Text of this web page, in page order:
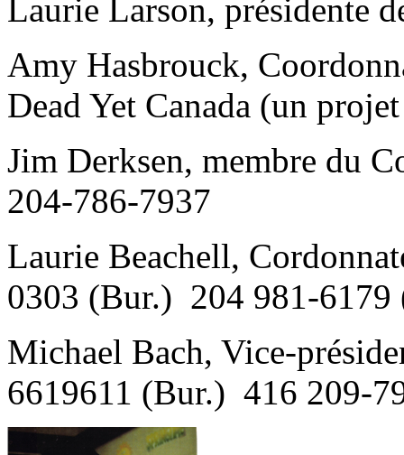
Laurie Larson, présidente
Amy Hasbrouck,
Dead Yet Canada (un
Jim Derksen, membre du
204-786-7937
Laurie Beachell,
0303 (Bur.) 204 981-6179
Michael Bach, Vice-
6619611 (Bur.) 416 209-